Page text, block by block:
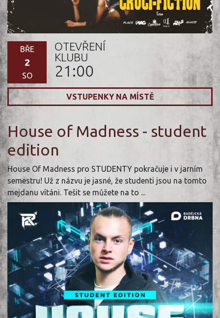
BŘE
2
SO
OTEVŘENÍ
KLUBU
21:00
VSTUPENKY NA MÍSTĚ
House of Madness - student
edition
House Of Madness pro STUDENTY pokračuje i v jarním
semestru! Už z názvu je jasné, že studenti jsou na tomto
mejdanu vítáni. Tešit se můžete na to ...